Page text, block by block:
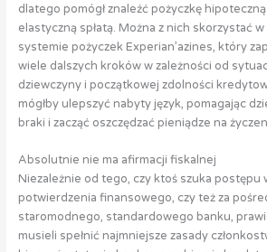
dlatego pomógł znaleźć pożyczkę hipoteczną
elastyczną spłatą. Można z nich skorzystać
systemie pożyczek Experian’azines, który
wiele dalszych kroków w zależności od
dziewczyny i początkowej zdolności
mógłby ulepszyć nabyty język, pomagając
braki i zacząć oszczędzać pieniądze na
Absolutnie nie ma afirmacji fiskalnej
Niezależnie od tego, czy ktoś szuka postępu
potwierdzenia finansowego, czy też za
staromodnego, standardowego banku,
musieli spełnić najmniejsze zasady